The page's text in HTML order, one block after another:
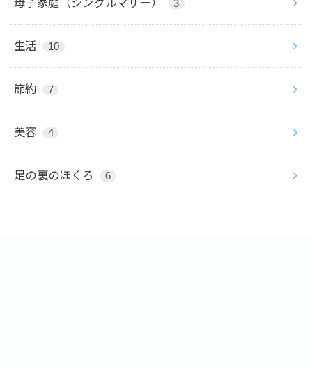
母子家庭（シングルマザー） 3
生活 10
節約 7
美容 4
足の裏のほくろ 6